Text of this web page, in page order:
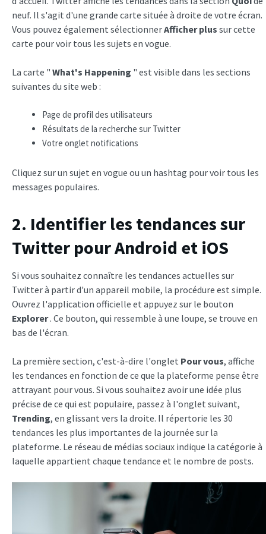
neuf. Il s'agit d'une grande carte située à droite de votre écran.
Vous pouvez également sélectionnerAfficher plus sur cette
carte pour voir tous les sujets en vogue.
La carte " What's Happening " est visible dans les sections
suivantes du site web :
Page de profil des utilisateurs
Résultats de la recherche sur Twitter
Votre onglet notifications
Cliquez sur un sujet en vogue ou un hashtag pour voir tous les
messages populaires.
2. Identifier les tendances sur
Twitter pour Android et iOS
Si vous souhaitez connaître les tendances actuelles sur
Twitter à partir d'un appareil mobile, la procédure est simple.
Ouvrez l'application officielle et appuyez sur le bouton
Explorer. Ce bouton, qui ressemble à une loupe, se trouve en
bas de l'écran.
La première section, c'est-à-dire l'onglet Pour vous, affiche
les tendances en fonction de ce que la plateforme pense être
attrayant pour vous. Si vous souhaitez avoir une idée plus
précise de ce qui est populaire, passez à l'onglet suivant,
Trending, en glissant vers la droite. Il répertorie les 30
tendances les plus importantes de la journée sur la
plateforme. Le réseau de médias sociaux indique la catégorie à
laquelle appartient chaque tendance et le nombre de posts.